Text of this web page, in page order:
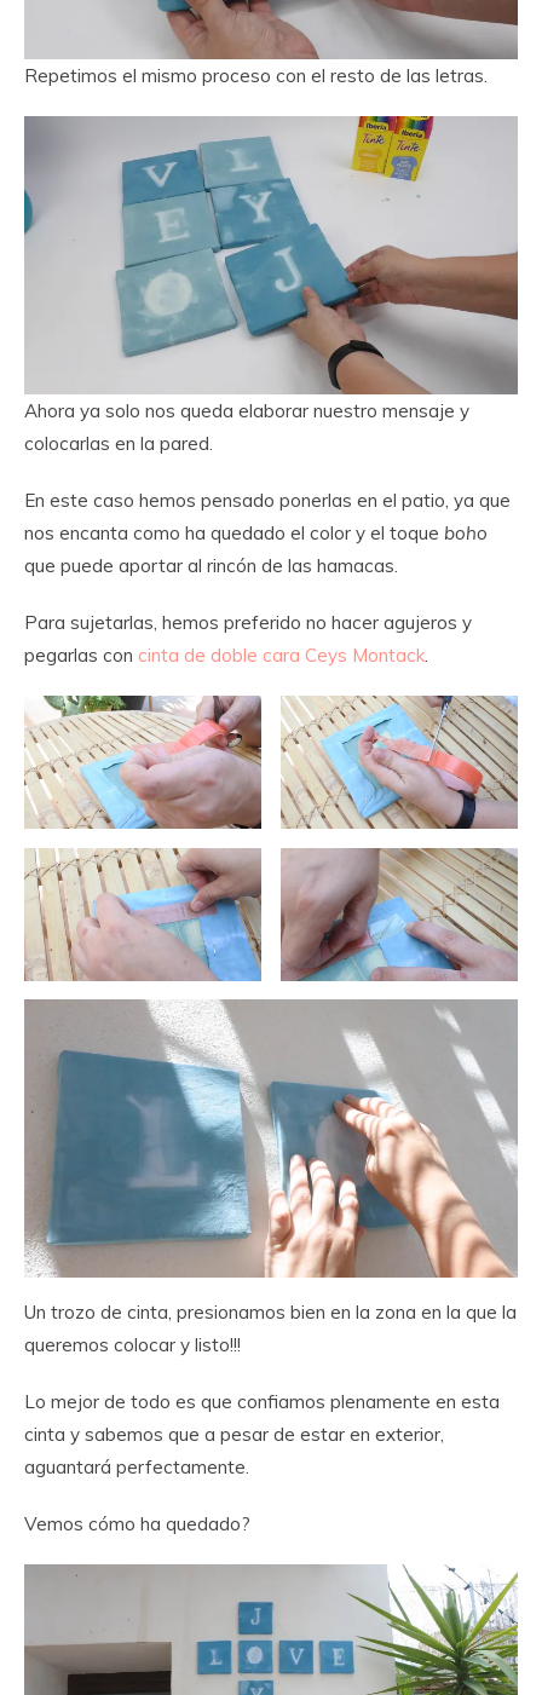
Repetimos el mismo proceso con el resto de las letras.
Ahora ya solo nos queda elaborar nuestro mensaje y
colocarlas en la pared.
En este caso hemos pensado ponerlas en el patio, ya que
nos encanta como ha quedado el color y el toque boho
que puede aportar al rincón de las hamacas.
Para sujetarlas, hemos preferido no hacer agujeros y
pegarlas con cinta de doble cara Ceys Montack.
Un trozo de cinta, presionamos bien en la zona en la que la
queremos colocar y listo!!!
Lo mejor de todo es que confiamos plenamente en esta
cinta y sabemos que a pesar de estar en exterior,
aguantará perfectamente.
Vemos cómo ha quedado?